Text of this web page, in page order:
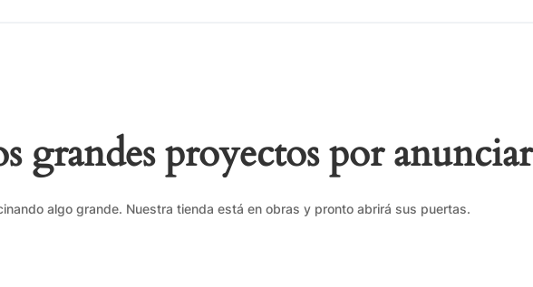
grandes proyectos por anunciar
algo grande. Nuestra tienda está en obras y pronto abrirá sus puertas.